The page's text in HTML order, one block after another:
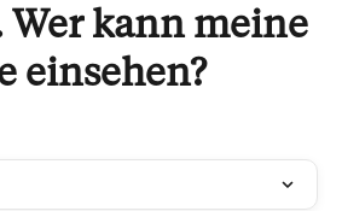
Wer kann meine
einsehen?